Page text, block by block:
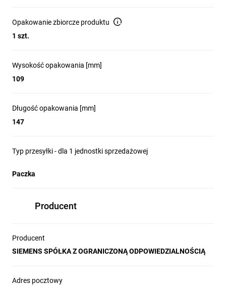
Opakowanie zbiorcze produktu
1 szt.
Wysokość opakowania [mm]
109
Długość opakowania [mm]
147
Typ przesyłki - dla 1 jednostki sprzedażowej
Paczka
Producent
Producent
SIEMENS SPÓŁKA Z OGRANICZONĄ ODPOWIEDZIALNOŚCIĄ
Adres pocztowy